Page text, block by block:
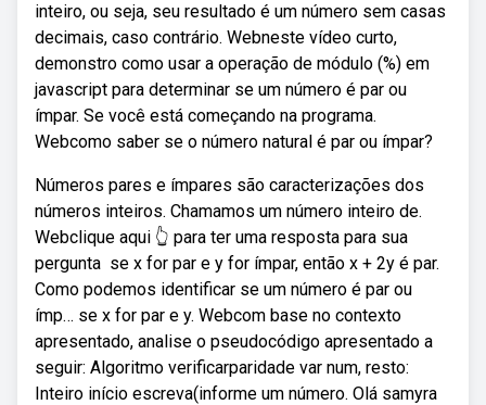
inteiro, ou seja, seu resultado é um número sem casas
decimais, caso contrário. Webneste vídeo curto,
demonstro como usar a operação de módulo (%) em
javascript para determinar se um número é par ou
ímpar. Se você está começando na programa.
Webcomo saber se o número natural é par ou ímpar?
Números pares e ímpares são caracterizações dos
números inteiros. Chamamos um número inteiro de.
Webclique aqui 👆 para ter uma resposta para sua
pergunta ️ se x for par e y for ímpar, então x + 2y é par.
Como podemos identificar se um número é par ou
ímp… se x for par e y. Webcom base no contexto
apresentado, analise o pseudocódigo apresentado a
seguir: Algoritmo verificarparidade var num, resto:
Inteiro início escreva(informe um número. Olá samyra